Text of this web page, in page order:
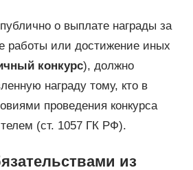
о выплате награды за
работы или достижение иных
конкурс), должно
награду тому, кто в
проведения конкурса
(ст. 1057 ГК РФ).
из